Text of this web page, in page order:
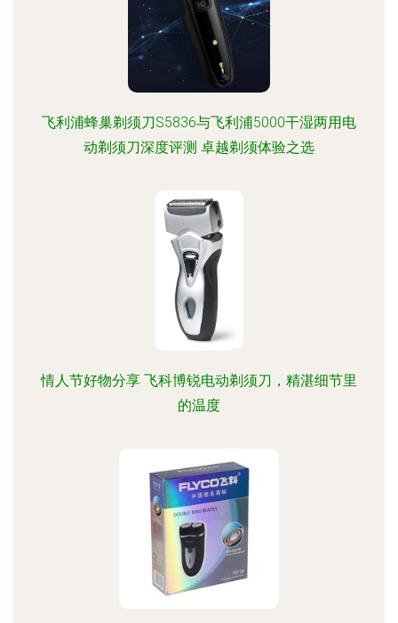
飞利浦蜂巢剃须刀S5836与飞利浦5000干湿两用电
动剃须刀深度评测 卓越剃须体验之选
情人节好物分享 飞科博锐电动剃须刀，精湛细节里
的温度